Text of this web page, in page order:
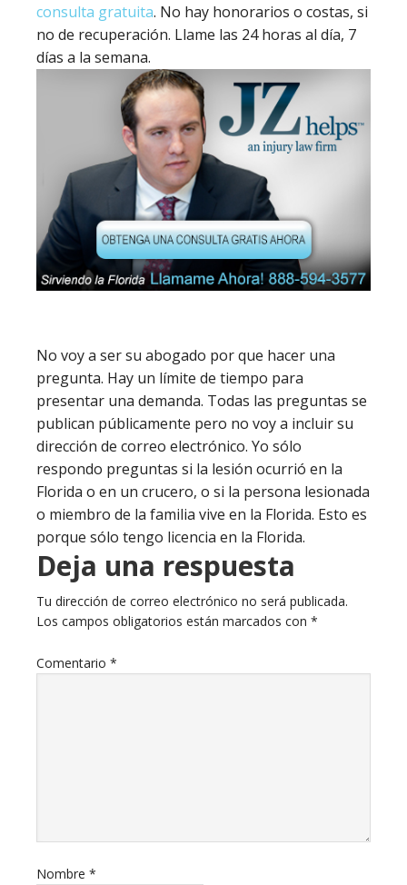
consulta gratuita. No hay honorarios o costas, si
no de recuperación. Llame las 24 horas al día, 7
días a la semana.
No voy a ser su abogado por que hacer una
pregunta. Hay un límite de tiempo para
presentar una demanda. Todas las preguntas se
publican públicamente pero no voy a incluir su
dirección de correo electrónico. Yo sólo
respondo preguntas si la lesión ocurrió en la
Florida o en un crucero, o si la persona lesionada
o miembro de la familia vive en la Florida. Esto es
porque sólo tengo licencia en la Florida.
Deja una respuesta
Tu dirección de correo electrónico no será publicada.
Los campos obligatorios están marcados con *
Comentario *
Nombre *